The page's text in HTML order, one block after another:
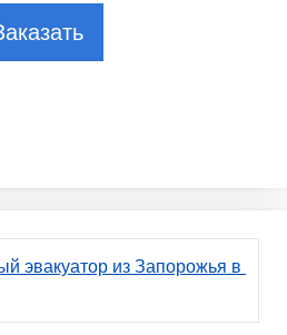
эвакуатор из Запорожья в